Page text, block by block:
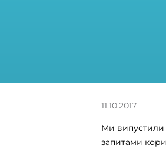
11.10.2017
Ми випустили
запитами